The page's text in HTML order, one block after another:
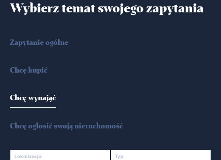
Wybierz temat swojego zapytania
Zapytanie ogólne
Chcę kupić
Chcę wynająć
Chcę ogłosić swoją nieruchomość
Lokalizacja Typ